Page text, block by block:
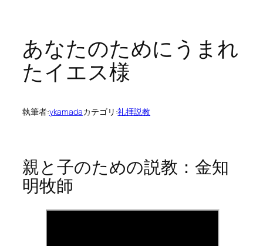
あなたのためにうまれ
たイエス様
執筆者:ykamadaカテゴリ:礼拝説教
親と子のための説教：金知
明牧師